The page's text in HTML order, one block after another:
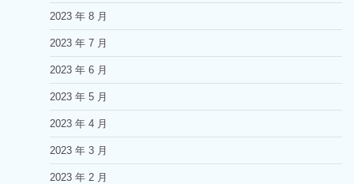
2023 年 8 月
2023 年 7 月
2023 年 6 月
2023 年 5 月
2023 年 4 月
2023 年 3 月
2023 年 2 月